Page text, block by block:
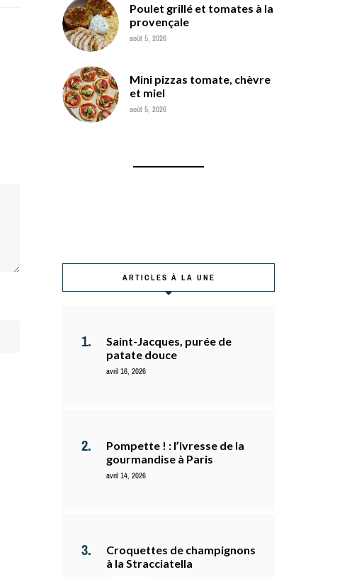
Poulet grillé et tomates à la
provençale
août 5, 2026
Mini pizzas tomate, chèvre
et miel
août 5, 2026
ARTICLES À LA UNE
Saint-Jacques, purée de
patate douce
avril 16, 2026
Pompette ! : l’ivresse de la
gourmandise à Paris
avril 14, 2026
Croquettes de champignons
à la Stracciatella